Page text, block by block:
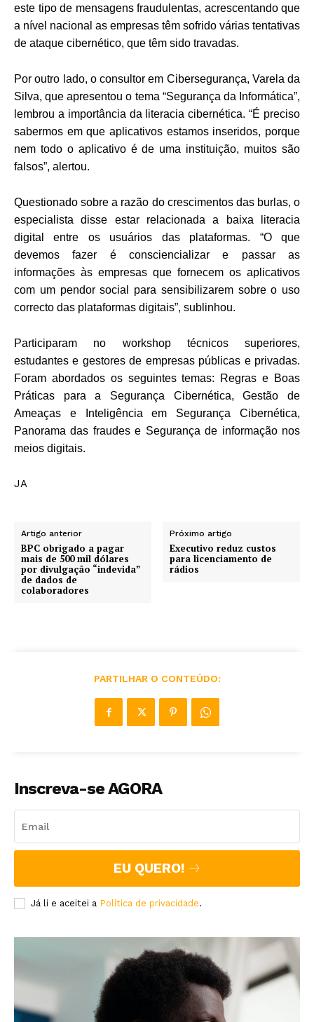
este tipo de mensagens fraudulentas, acrescentando que
a nível nacional as empresas têm sofrido várias tentativas
de ataque cibernético, que têm sido travadas.
Por outro lado, o consultor em Cibersegurança, Varela da
Silva, que apresentou o tema “Segurança da Informática”,
lembrou a importância da literacia cibernética. “É preciso
sabermos em que aplicativos estamos inseridos, porque
nem todo o aplicativo é de uma instituição, muitos são
falsos”, alertou.
Questionado sobre a razão do crescimentos das burlas, o
especialista disse estar relacionada a baixa literacia
digital entre os usuários das plataformas. “O que
devemos fazer é consciencializar e passar as
informações às empresas que fornecem os aplicativos
com um pendor social para sensibilizarem sobre o uso
correcto das plataformas digitais”, sublinhou.
Participaram no workshop técnicos superiores,
estudantes e gestores de empresas públicas e privadas.
Foram abordados os seguintes temas: Regras e Boas
Práticas para a Segurança Cibernética, Gestão de
Ameaças e Inteligência em Segurança Cibernética,
Panorama das fraudes e Segurança de informação nos
meios digitais.
JA
Artigo anterior
BPC obrigado a pagar
mais de 500 mil dólares
por divulgação “indevida”
de dados de
colaboradores
Próximo artigo
Executivo reduz custos
para licenciamento de
rádios
PARTILHAR O CONTEÚDO:
Inscreva-se AGORA
EU QUERO!
Já li e aceitei a Política de privacidade.